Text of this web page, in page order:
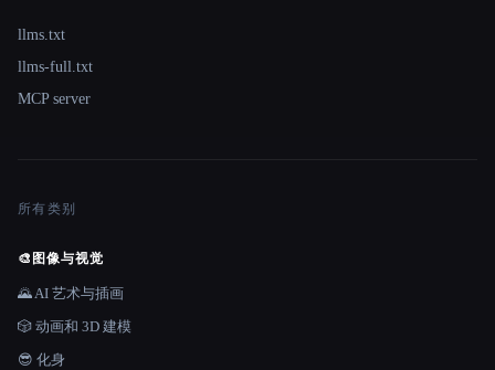
llms.txt
llms-full.txt
MCP server
所有类别
🎨 图像与视觉
🌄 AI 艺术与插画
🎲 动画和 3D 建模
😎 化身